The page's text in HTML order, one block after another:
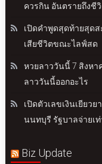
ควรกิน อันตรายถึงชี
เปิดคำพูดสุดท้ายสุดส
เสียชีวิตขณะไลฟ์สด
หวยลาววันนี้ 7 สิงหา
ลาววันนี้ออกอะไร
เปิดตัวเลขเงินเยียว
นนทบุรี รัฐบาลจ่ายเท่
Biz Update